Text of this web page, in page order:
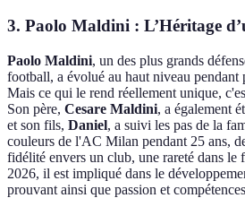
3. Paolo Maldini : L’Héritage
Paolo Maldini, un des plus grands
football, a évolué au haut niveau pendant
Mais ce qui le rend réellement unique,
Son père, Cesare Maldini, a également
et son fils, Daniel, a suivi les pas de la
couleurs de l'AC Milan pendant 25 ans,
fidélité envers un club, une rareté dans le
2026, il est impliqué dans le
prouvant ainsi que passion et